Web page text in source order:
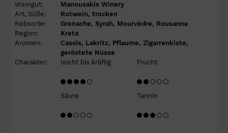
Weingut:
Manousakis Winery
Art, Süße:
Rotwein, trocken
Rebsorte:
Grenache, Syrah, Mourvèdre, Rousanne
Region:
Kreta
Aromen:
Cassis, Lakritz, Pflaume, Zigarrenkiste,
geröstete Nüsse
Charakter:
leicht bis kräftig Frucht
Säure Tannin